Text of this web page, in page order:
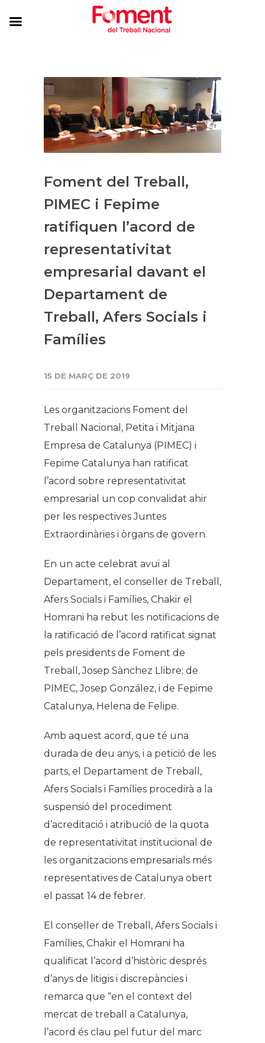
Foment del Treball,
PIMEC i Fepime
ratifiquen l’acord de
representativitat
empresarial davant el
Departament de
Treball, Afers Socials i
Famílies
15 DE MARÇ DE 2019
Les organitzacions Foment del
Treball Nacional, Petita i Mitjana
Empresa de Catalunya (PIMEC) i
Fepime Catalunya han ratificat
l’acord sobre representativitat
empresarial un cop convalidat ahir
per les respectives Juntes
Extraordinàries i òrgans de govern.
En un acte celebrat avui al
Departament, el conseller de Treball,
Afers Socials i Famílies, Chakir el
Homrani ha rebut les notificacions de
la ratificació de l’acord ratificat signat
pels presidents de Foment de
Treball, Josep Sànchez Llibre; de
PIMEC, Josep González, i de Fepime
Catalunya, Helena de Felipe.
Amb aquest acord, que té una
durada de deu anys, i a petició de les
parts, el Departament de Treball,
Afers Socials i Famílies procedirà a la
suspensió del procediment
d’acreditació i atribució de la quota
de representativitat institucional de
les organitzacions empresarials més
representatives de Catalunya obert
el passat 14 de febrer.
El conseller de Treball, Afers Socials i
Famílies, Chakir el Homrani ha
qualificat l’acord d’històric després
d’anys de litigis i discrepàncies i
remarca que “en el context del
mercat de treball a Catalunya,
l’acord és clau pel futur del marc